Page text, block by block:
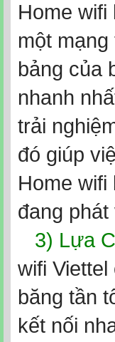
Home wifi
một
bảng của
nhanh
trải
đó giúp
Home
đang
3) Lựa
wifi
băng tần
kết nối